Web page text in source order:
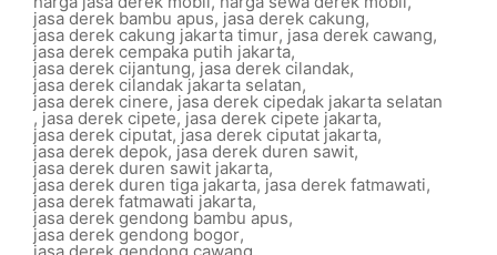
jasa derek bambu apus, jasa derek cakung,
jasa derek cakung jakarta timur, jasa derek cawang,
jasa derek cempaka putih jakarta,
jasa derek cijantung, jasa derek cilandak,
jasa derek cilandak jakarta selatan,
jasa derek cinere, jasa derek cipedak jakarta selatan
, jasa derek cipete, jasa derek cipete jakarta,
jasa derek ciputat,jasa derek ciputat jakarta,
jasa derek depok,jasa derek duren sawit,
jasa derek duren sawit jakarta,
jasa derek duren tiga jakarta, jasa derek fatmawati,
jasa derek fatmawati jakarta,
jasa derek gendong bambu apus,
jasa derek gendong bogor,